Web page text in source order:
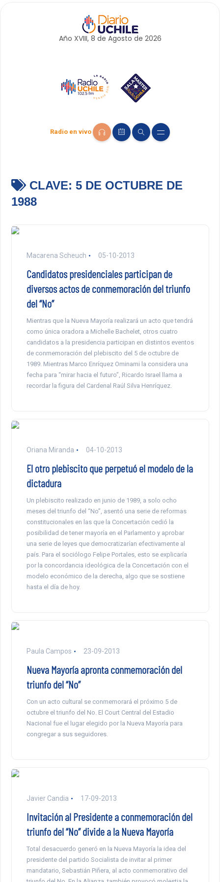
Año XVIII, 8 de Agosto de 2026
Radio en vivo
CLAVE: 5 DE OCTUBRE DE
1988
Macarena Scheuch 05-10-2013
Candidatos presidenciales participan de
diversos actos de conmemoración del triunfo
del “No”
Mientras que la Nueva Mayoría realizará un acto que tendrá
como única oradora a Michelle Bachelet, otros cuatro
candidatos a la presidencia participan en distintos eventos
de conmemoración del plebiscito del 5 de octubre de
1989. Mientras Marco Enríquez Ominami la considera una
fecha para “mirar hacia el futuro”, Ricardo Israel llama a
recordar la figura del Cardenal Raúl Silva Henríquez.
Oriana Miranda 04-10-2013
El otro plebiscito que perpetuó el modelo de la
dictadura
Un plebiscito realizado en junio de 1989, a solo ocho
meses del triunfo del “No”, asentó una serie de reformas
constitucionales en las que la Concertación cedió la
posibilidad de tener mayoría en el Parlamento y aprobar
una serie de leyes que democratizarían efectivamente al
país. Para el sociólogo Felipe Portales, esto se explicaría
por la concordancia ideológica de la Concertación con el
modelo económico de la derecha, algo que se sostiene
hasta el día de hoy.
Paula Campos 23-09-2013
Nueva Mayoría apronta conmemoración del
triunfo del “No”
Con un acto cultural se conmemorará el próximo 5 de
octubre el triunfo del No. El Court Central del Estadio
Nacional fue el lugar elegido por la Nueva Mayoría para
congregar a sus seguidores.
Javier Candia 17-09-2013
Invitación al Presidente a conmemoración del
triunfo del “No” divide a la Nueva Mayoría
Total desacuerdo generó en la Nueva Mayoría la idea del
presidente del partido Socialista de invitar al primer
mandatario, Sebastián Piñera, al acto conmemorativo del